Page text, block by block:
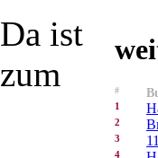
#
1
2
3
4
Da ist
zum